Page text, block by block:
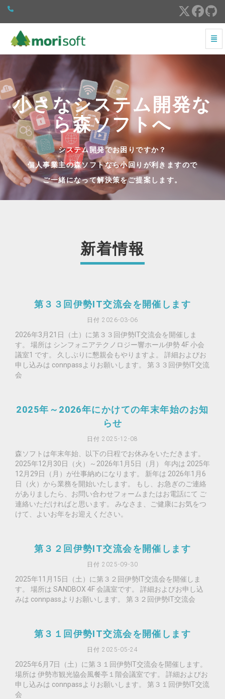
小さなシステム開発なら小回りが利く森ソフトへ - ホ
ナ
小さなシステム開発な
ら森ソフトへ
システム開発でお困りですか？
個人事業主の森ソフトなら小回りが利きますので
ご一緒になって解決策をご提案します。
新着情報
第３３回伊勢IT交流会を開催します
日付 2026-03-06
2026年3月21日（土）に第３３回伊勢IT交流会を開催しま
す。 場所は シンフォニアテクノロジー響ホール伊勢 4F 小会
議室1 です。 久しぶりに懇親会もやりますよ。 詳細およびお
申し込みは connpassよりお願いします。 第３３回伊勢IT交流
会
2025年～2026年にかけての年末年始のお知
らせ
日付 2025-12-08
森ソフトは年末年始、以下の日程でお休みをいただきます。
2025年12月30日（火）～2026年1月5日（月） 年内は 2025年
12月29日（月）が仕事納めになります。 新年は 2026年1月6
日（火）から業務を開始いたします。 もし、お急ぎのご連絡
がありましたら、お問い合わせフォームまたはお電話にて ご
連絡いただければと思います。 みなさま、ご健康にお気をつ
けて、よいお年をお迎えください。
第３２回伊勢IT交流会を開催します
日付 2025-09-30
2025年11月15日（土）に第３２回伊勢IT交流会を開催しま
す。 場所は SANDBOX 4F 会議室です。 詳細およびお申し込
みは connpassよりお願いします。 第３２回伊勢IT交流会
第３１回伊勢IT交流会を開催します
日付 2025-05-24
2025年6月7日（土）に第３１回伊勢IT交流会を開催します。
場所は 伊勢市観光協会風餐亭１階会議室です。 詳細およびお
申し込みは connpassよりお願いします。 第３１回伊勢IT交流
会